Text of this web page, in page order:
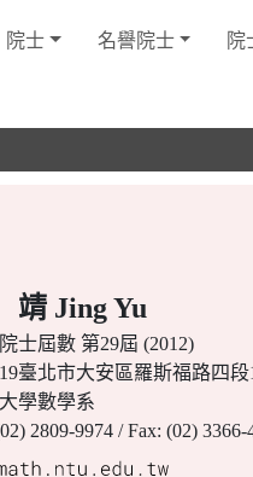
院士 名譽院士 院
Jing Yu
士屆數 第29屆 (2012)
臺北市大安區羅斯福路四段
學數學系
2809-9974 / Fax: (02) 3366-